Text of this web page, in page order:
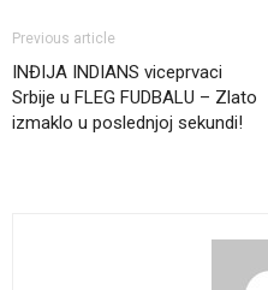
Previous article
INĐIJA INDIANS viceprvaci
Srbije u FLEG FUDBALU – Zlato
izmaklo u poslednjoj sekundi!